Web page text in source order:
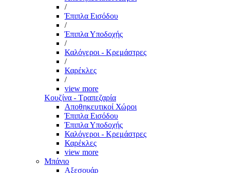
/
Έπιπλα Εισόδου
/
Έπιπλα Υποδοχής
/
Καλόγεροι - Κρεμάστρες
/
Καρέκλες
/
view more
Κουζίνα - Τραπεζαρία
Αποθηκευτικοί Χώροι
Έπιπλα Εισόδου
Έπιπλα Υποδοχής
Καλόγεροι - Κρεμάστρες
Καρέκλες
view more
Μπάνιο
Αξεσουάρ